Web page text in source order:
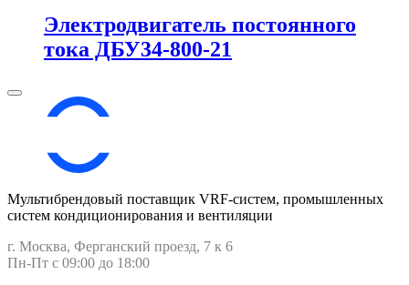
Электродвигатель постоянного
тока ДБУ34‑800‑21
Мультибрендовый поставщик VRF-cистем, промышленных
систем кондиционирования и вентиляции
г. Москва, Ферганский проезд, 7 к 6
Пн-Пт с 09:00 до 18:00